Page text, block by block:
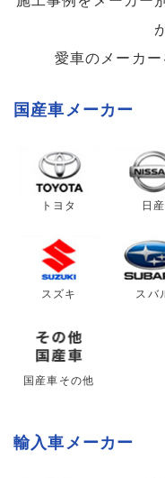
愛車のメーカー
国産車メーカー
トヨタ 日産
スズキ スバ
国産車その他
輸入車メーカー